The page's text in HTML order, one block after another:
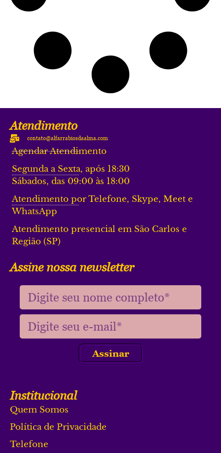
Atendimento
contato@alfarrabiosdaalma.com
Agendar Atendimento
Segunda a Sexta, após 18:30
Sábados, das 09:00 às 18:00
Atendimento por Telefone, Skype, Meet e
WhatsApp
Atendimento presencial em São Carlos e
Região (SP)
Assine nossa newsletter
Assinar
Institucional
Quem Somos
Política de Privacidade
Telefone